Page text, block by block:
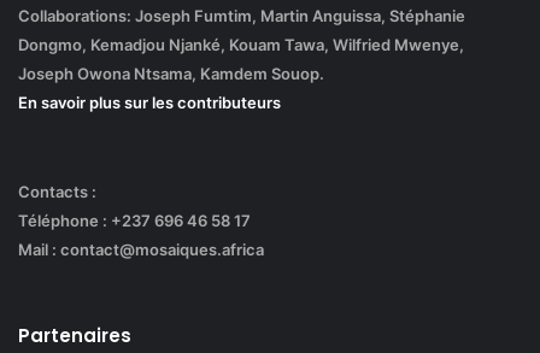
Collaborations: Joseph Fumtim, Martin Anguissa, Stéphanie
Dongmo, Kemadjou Njanké, Kouam Tawa, Wilfried Mwenye,
Joseph Owona Ntsama, Kamdem Souop.
En savoir plus sur les contributeurs
Contacts :
Téléphone : +237 696 46 58 17
Mail : contact@mosaiques.africa
Partenaires